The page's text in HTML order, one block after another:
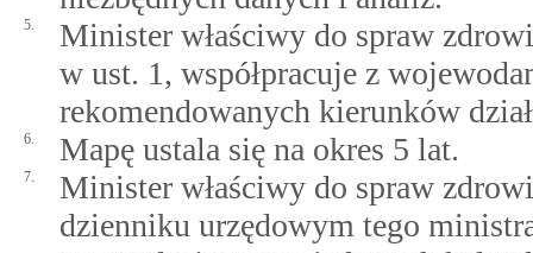
5.
Minister właściwy do spraw
w ust. 1, współpracuje z
rekomendowanych kierunków
6. Mapę ustala się na okres 5 lat.
7.
Minister właściwy do spraw
dzienniku urzędowym tego